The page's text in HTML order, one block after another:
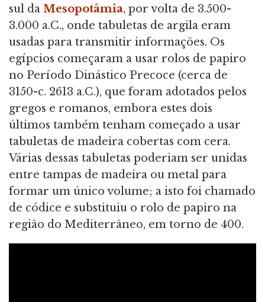
sul da Mesopotâmia, por volta de 3.500-
3.000 a.C., onde tabuletas de argila eram
usadas para transmitir informações. Os
egípcios começaram a usar rolos de papiro
no Período Dinástico Precoce (cerca de
3150-c. 2613 a.C.), que foram adotados pelos
gregos e romanos, embora estes dois
últimos também tenham começado a usar
tabuletas de madeira cobertas com cera.
Várias dessas tabuletas poderiam ser unidas
entre tampas de madeira ou metal para
formar um único volume; a isto foi chamado
de códice e substituiu o rolo de papiro na
região do Mediterrâneo, em torno de 400.